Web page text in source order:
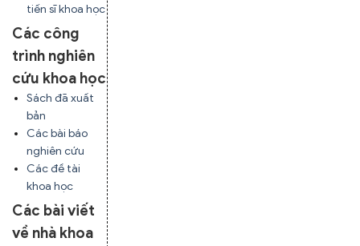
tiến sĩ khoa học
Các công
trình nghiên
cứu khoa học
Sách đã xuất
bản
Các bài báo
nghiên cứu
Các đề tài
khoa học
Các bài viết
về nhà khoa